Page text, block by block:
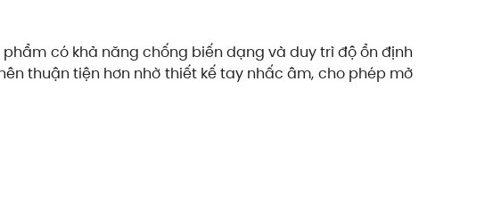
có khả năng chống biến dạng và duy trì độ ổn định
thuận tiện hơn nhờ thiết kế tay nhấc âm, cho phép mở